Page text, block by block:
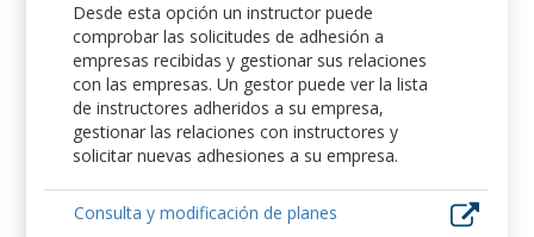
Desde esta opción un instructor puede
comprobar las solicitudes de adhesión a
empresas recibidas y gestionar sus relaciones
con las empresas. Un gestor puede ver la lista
de instructores adheridos a su empresa,
gestionar las relaciones con instructores y
solicitar nuevas adhesiones a su empresa.
Consulta y modificación de planes